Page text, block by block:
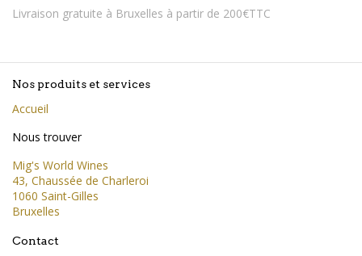
Livraison gratuite à Bruxelles à partir de 200€TTC
Nos produits et services
Accueil
Nous trouver
Mig's World Wines
43, Chaussée de Charleroi
1060 Saint-Gilles
Bruxelles
Contact